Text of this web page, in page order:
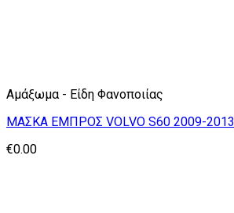
Αμάξωμα - Είδη Φανοποιίας
ΜΑΣΚΑ ΕΜΠΡΟΣ VOLVO S60 2009-2013
€0.00